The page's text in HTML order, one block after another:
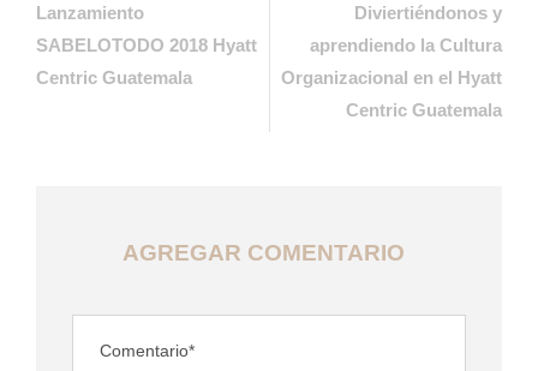
Lanzamiento
SABELOTODO 2018 Hyatt
Centric Guatemala
Diviertiéndonos y
aprendiendo la Cultura
Organizacional en el Hyatt
Centric Guatemala
AGREGAR COMENTARIO